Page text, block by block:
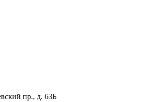
пр., д. 63Б